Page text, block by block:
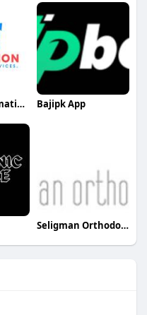
company formation in dubai Bajipk App
Seligman Orthodontics PLLC